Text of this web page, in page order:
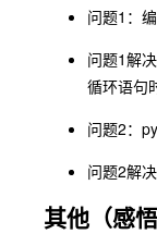
问题1：
问题1解
循环语句
问题2：
问题2解
其他（感